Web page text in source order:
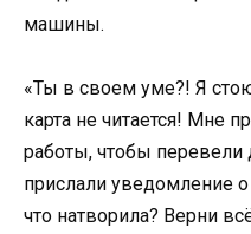
машины.
«Ты в своем уме?! Я
карта не читается! Мне
работы, чтобы перевели
прислали уведомление
что натворила? Верни